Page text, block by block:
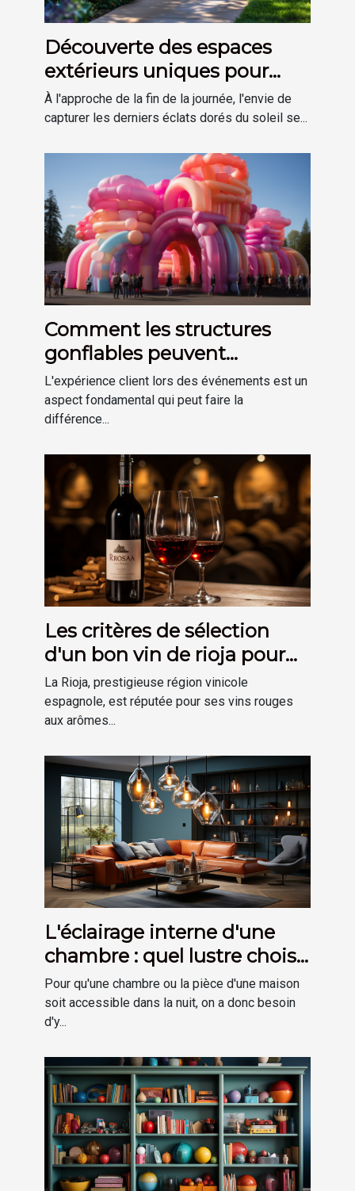
Découverte des espaces
extérieurs uniques pour
profiter des derniers rayons
du soleil
À l'approche de la fin de la journée, l'envie de
capturer les derniers éclats dorés du soleil se...
Comment les structures
gonflables peuvent
améliorer l'expérience client
lors d'événements.
L'expérience client lors des événements est un
aspect fondamental qui peut faire la
différence...
Les critères de sélection
d'un bon vin de rioja pour
votre cave
La Rioja, prestigieuse région vinicole
espagnole, est réputée pour ses vins rouges
aux arômes...
L'éclairage interne d'une
chambre : quel lustre choisir
?
Pour qu'une chambre ou la pièce d'une maison
soit accessible dans la nuit, on a donc besoin
d'y...